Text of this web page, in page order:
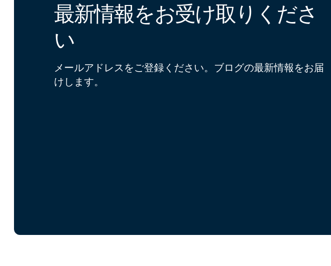
最新情報をお受け取りくださ
い
メールアドレスをご登録ください。ブログの最新情報をお届
けします。